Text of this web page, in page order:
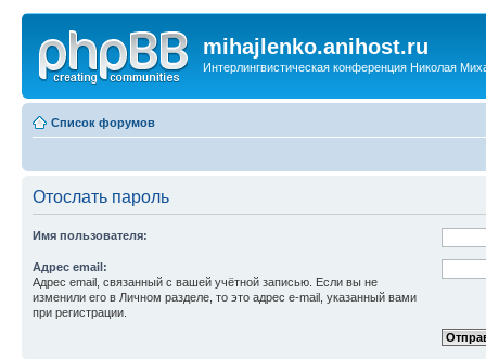
mihajlenko.anihost.ru
Интерлингвистическая конференция Николая
Список форумов
Отослать пароль
Имя пользователя:
Адрес email:
Адрес email, связанный с вашей учётной записью. Если вы не
изменили его в Личном разделе, то это адрес e-mail, указанный вами
при регистрации.